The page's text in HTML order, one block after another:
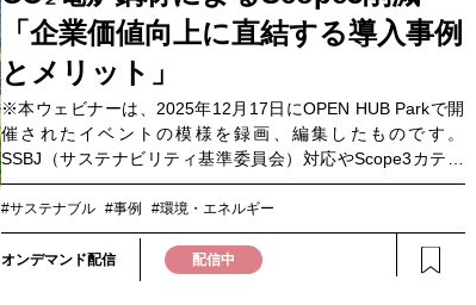
うに捉え、どのように取り組みを進めているのか、現場のリ
アルな事例をお届けします。Q&Aセッションでは、制度理解
にとどまらず、現場での判断や今後の取り組みに直結する論
い方、GX領域での連携や案件化の可能性を探している方にと
って、 実践的な示唆を得られるウェビナーです。ぜひご視聴
ください。▼このような方におすすめ・GX-ETS・GXリーグ
い方・制度を踏まえた具体的な取り組み事例や、現場で役立
つヒントを求めている方・脱炭素を切り口に、自治体・企業
連携や新たなビジネス機会を検討している方
「企業価値向上に直結する導入事例
とメリット」
※本ウェビナーは、2025年12月17日にOPEN HUB Parkで開
催されたイベントの模様を録画、編集したものです。
SSBJ（サステナビリティ基準委員会）対応やScope3カテゴ
リ1の削減は、今や多くの企業にとって重要な課題となってい
ます。しかし、その進め方にはさまざまな選択肢があり、対
応に悩む企業も少なくありません。本ウェビナーでは、低
CO₂電炉鋼材を活用したScope3削減の実践例を中心に、現場
での工夫や導入のメリットを具体的にご紹介します。さら
#サステナブル #事例 #環境・エネルギー
オンデマンド配信 配信中